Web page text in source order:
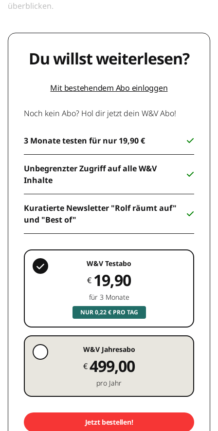
überblicken.
Du willst weiterlesen?
Mit bestehendem Abo einloggen
Noch kein Abo? Hol dir jetzt dein W&V Abo!
3 Monate testen für nur 19,90 €
Unbegrenzter Zugriff auf alle W&V
Inhalte
Kuratierte Newsletter "Rolf räumt auf"
und "Best of"
W&V Testabo
€ 19,90
für 3 Monate
NUR 0,22 € PRO TAG
W&V Jahresabo
€499,00
pro Jahr
Jetzt bestellen!